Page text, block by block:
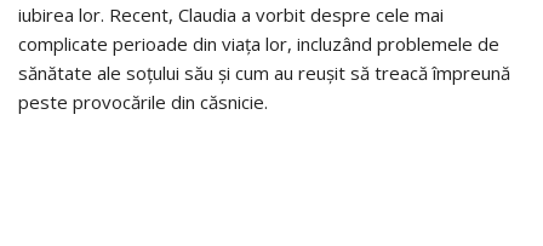
iubirea lor. Recent, Claudia a vorbit despre cele mai
complicate perioade din viața lor, incluzând problemele de
sănătate ale soțului său și cum au reușit să treacă împreună
peste provocările din căsnicie.